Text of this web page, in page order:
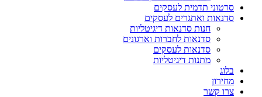
סרטוני תדמית לעסקים
סדנאות ואתגרים לעסקים
חנות סדנאות דיגיטליות
סדנאות לחברות וארגונים
סדנאות לעסקים
מתנות דיגיטליות
בלוג
מחירון
צרו קשר